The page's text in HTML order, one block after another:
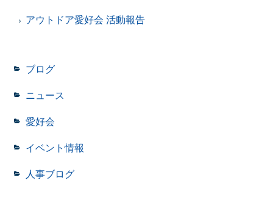
アウトドア愛好会 活動報告
ブログ
ニュース
愛好会
イベント情報
人事ブログ